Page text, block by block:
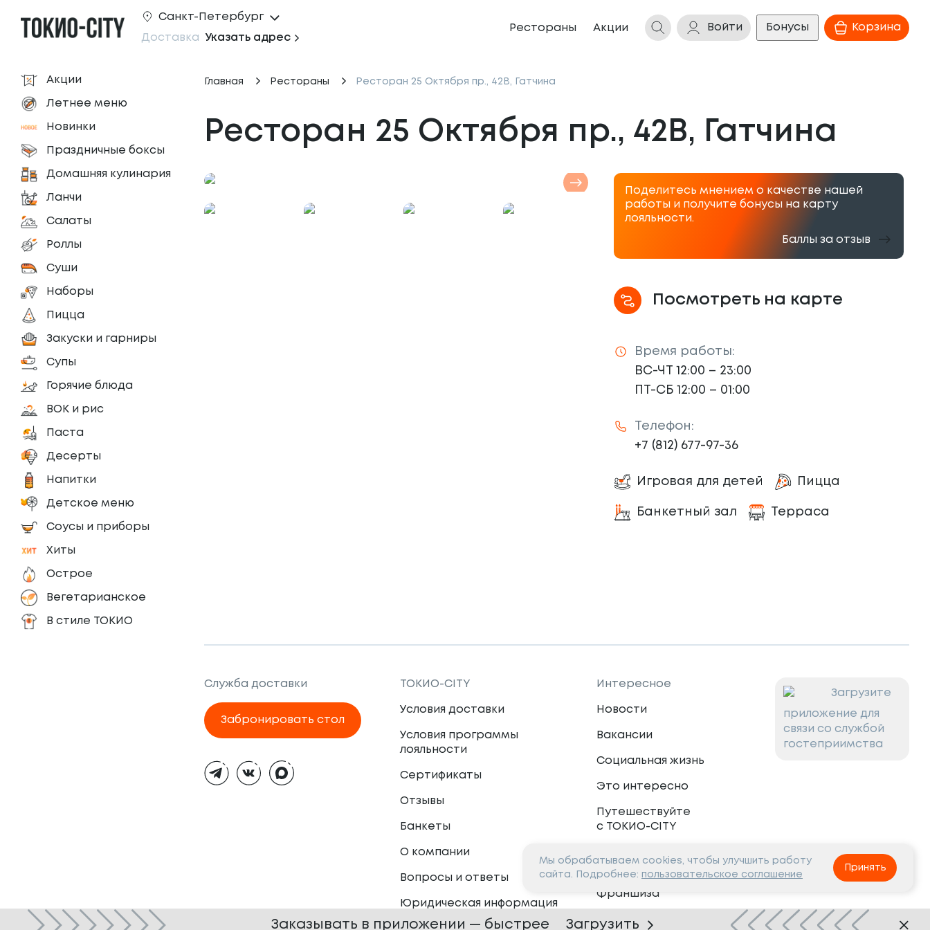
Санкт-Петербург
Доставка Указать адрес
Рестораны Акции Войти Бонусы Корзина
Акции
Летнее меню
Новинки
Праздничные боксы
Домашняя кулинария
Ланчи
Салаты
Роллы
Суши
Наборы
Пицца
Закуски и гарниры
Супы
Горячие блюда
ВОК и рис
Паста
Десерты
Напитки
Детское меню
Соусы и приборы
Хиты
Острое
Вегетарианское
В стиле ТОКИО
Главная Рестораны Ресторан 25 Октября пр., 42В, Гатчина
Ресторан 25 Октября пр., 42В, Гатчина
Поделитесь мнением о качестве нашей
работы и получите бонусы на карту
лояльности.
Баллы за отзыв
Посмотреть на карте
Время работы:
ВС-ЧТ 12:00 – 23:00
ПТ-СБ 12:00 – 01:00
Телефон:
+7 (812) 677-97-36
Игровая для детей Пицца
Банкетный зал Терраса
Служба доставки
Забронировать стол
тема
ТОКИО-CITY
Условия доставки
Условия программы
лояльности
Сертификаты
Отзывы
Банкеты
О компании
Вопросы и ответы
Юридическая информация
Интересное
Новости
Вакансии
Социальная жизнь
Это интересно
Путешествуйте
с ТОКИО-CITY
Партнёрам
Франшиза
Сотрудничество
Загрузите
приложение для
связи со службой
гостеприимства
Мы обрабатываем cookies, чтобы улучшить работу
сайта. Подробнее: пользовательское соглашение
Принять
Заказывать в приложении — быстрее Загрузить